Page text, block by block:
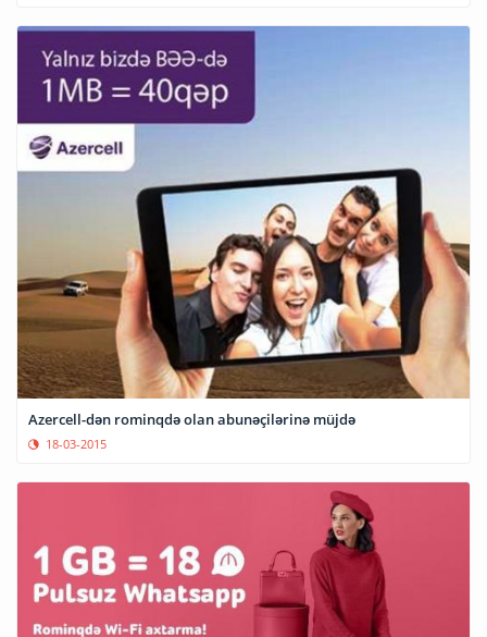
Azercell-dən rominqdə olan abunəçilərinə müjdə
18-03-2015